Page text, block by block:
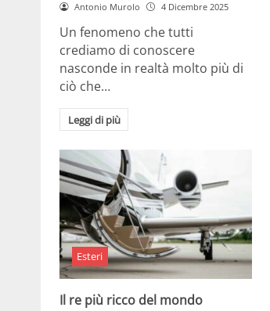
Antonio Murolo 4 Dicembre 2025
Un fenomeno che tutti
crediamo di conoscere
nasconde in realtà molto più di
ciò che…
Leggi di più
Esteri
Il re più ricco del mondo